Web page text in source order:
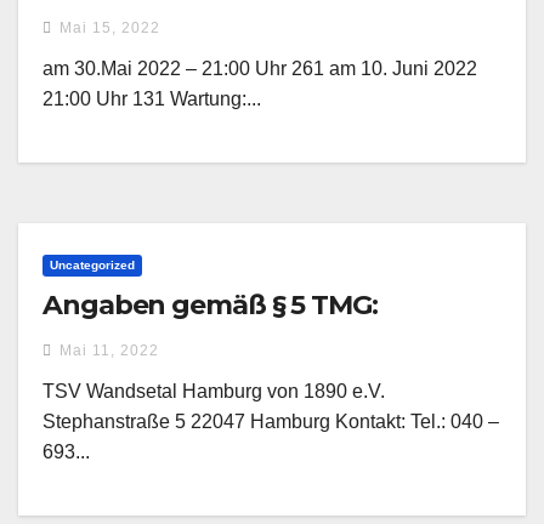
Mai 15, 2022
am 30.Mai 2022 – 21:00 Uhr 261 am 10. Juni 2022
21:00 Uhr 131 Wartung:...
Uncategorized
Angaben gemäß § 5 TMG:
Mai 11, 2022
TSV Wandsetal Hamburg von 1890 e.V.
Stephanstraße 5 22047 Hamburg Kontakt: Tel.: 040 –
693...